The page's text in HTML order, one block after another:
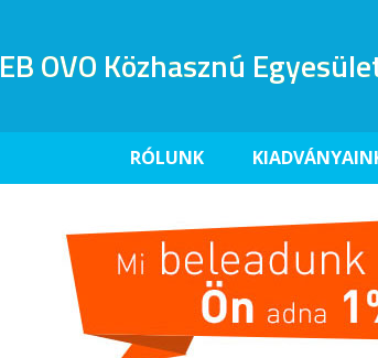
EB OVO Közhasznú
RÓLUNK